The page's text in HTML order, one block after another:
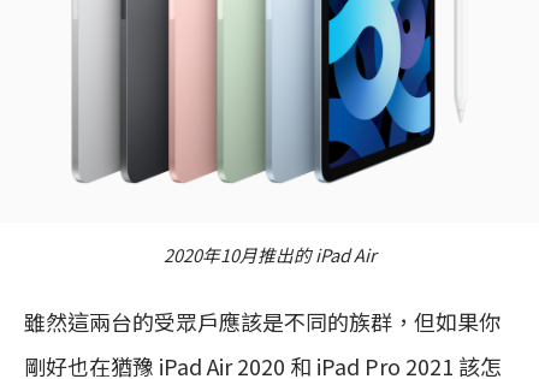
2020年10月推出的 iPad Air
雖然這兩台的受眾戶應該是不同的族群，但如果你
剛好也在猶豫 iPad Air 2020 和 iPad Pro 2021 該怎